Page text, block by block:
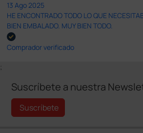
13 Ago 2025
HE ENCONTRADO TODO LO QUE
BIEN EMBALADO. MUY BIEN TODO.
Comprador verificado
;
Suscríbete a nuestra
Suscríbete